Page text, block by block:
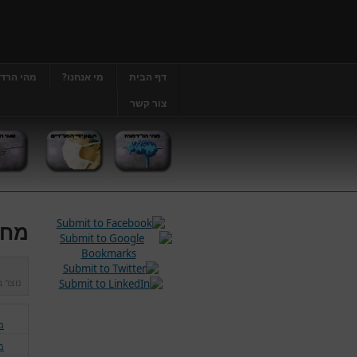
דף הבית מי אנחנו? מהי
צור קשר
נוצר